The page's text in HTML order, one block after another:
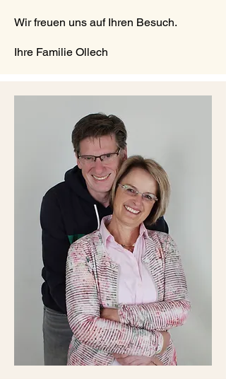
Wir freuen uns auf Ihren Besuch.
Ihre Familie Ollech